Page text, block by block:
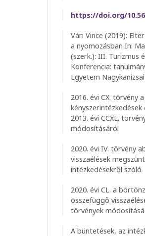
https://doi.org/
Vári Vince (2019):
a nyomozásban In:
(szerk.): III. Turizmus
Konferencia:
Egyetem
2016. évi CX. törvény
2013. évi CCXL.
módosításáról
2020. évi IV. törvény
visszaélések
intézkedésekről szóló
2020. évi CL. a
összefüggő
törvények
A büntetések, az